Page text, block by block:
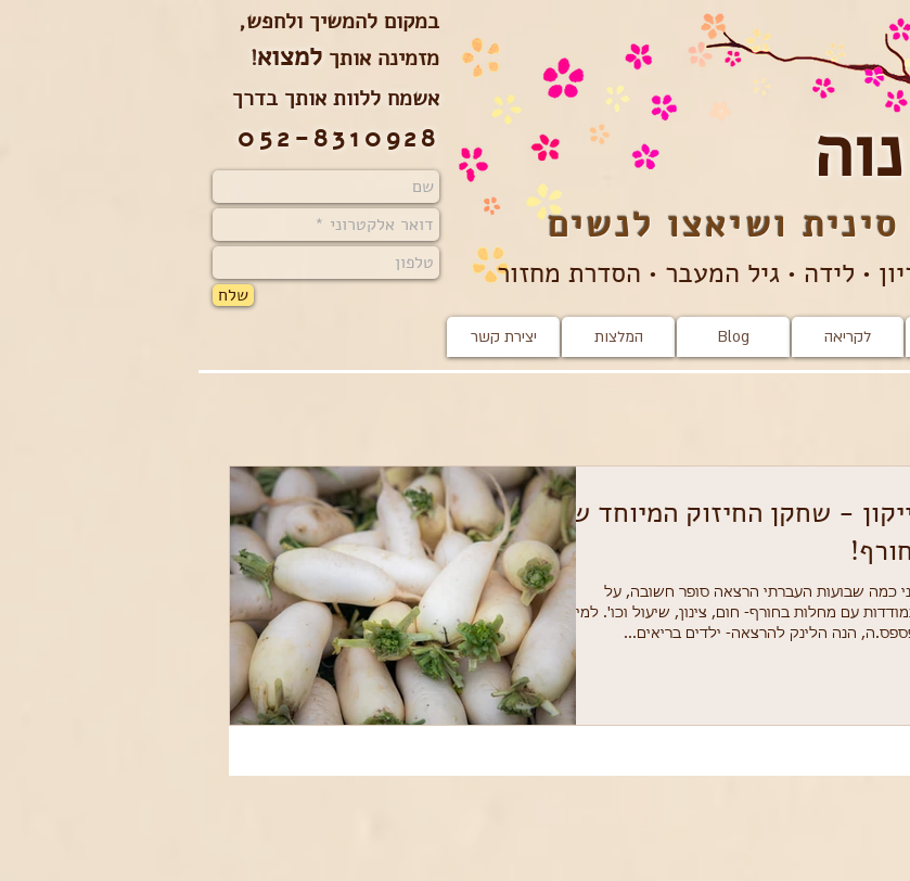
במקום להמשיך ולחפש,
מזמינה אותך למצוא!
אשמח ללוות אותך בדרך
052-8310928
שלח
ושיאצו​​ לנשים
• לידה • גיל המעבר • הסדרת מחזור
יצירת קשר המלצות Blog לקריאה
- שחקן החיזוק המיוחד של
כמה שבועות העברתי הרצאה סופר חשובה, על
עם מחלות בחורף- חום, צינון, שיעול וכו'. למי
הנה הלינק להרצאה- ילדים בריאים...
חמציצים הם החיים! אז נהייתי אמא
ב'